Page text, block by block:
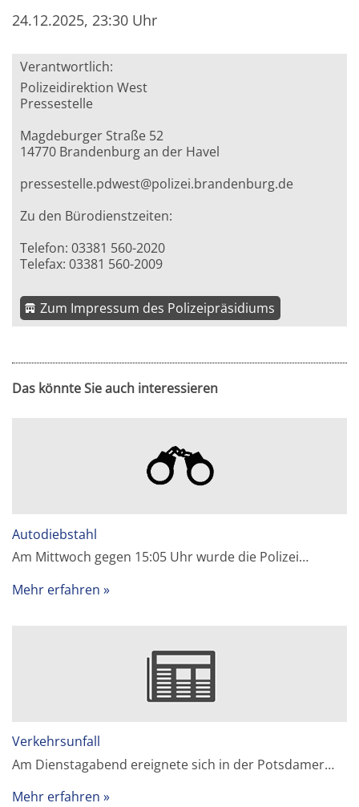
24.12.2025, 23:30 Uhr
Verantwortlich:
Polizeidirektion West
Pressestelle
Magdeburger Straße 52
14770 Brandenburg an der Havel
pressestelle.pdwest@polizei.brandenburg.de
Zu den Bürodienstzeiten:
Telefon: 03381 560-2020
Telefax: 03381 560-2009
Zum Impressum des Polizeipräsidiums
Das könnte Sie auch interessieren
Autodiebstahl
Am Mittwoch gegen 15:05 Uhr wurde die Polizei…
Mehr erfahren
Verkehrsunfall
Am Dienstagabend ereignete sich in der Potsdamer…
Mehr erfahren